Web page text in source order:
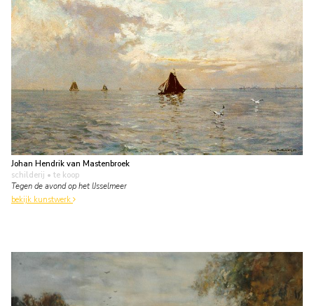
Johan Hendrik van Mastenbroek
schilderij • te koop
Tegen de avond op het IJsselmeer
bekijk kunstwerk